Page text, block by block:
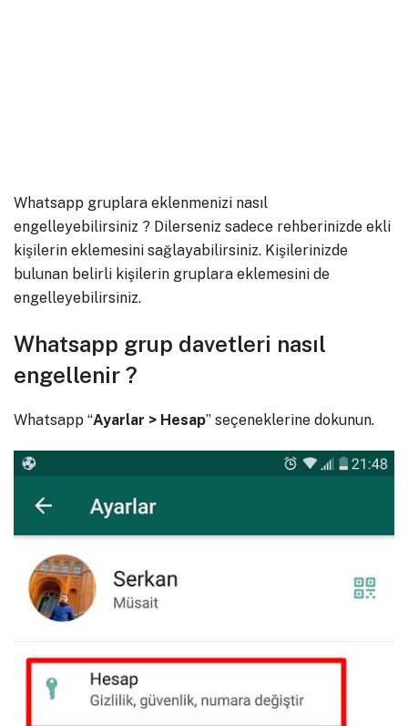
Whatsapp gruplara eklenmenizi nasıl
engelleyebilirsiniz ? Dilerseniz sadece rehberinizde ekli
kişilerin eklemesini sağlayabilirsiniz. Kişilerinizde
bulunan belirli kişilerin gruplara eklemesini de
engelleyebilirsiniz.
Whatsapp grup davetleri nasıl
engellenir ?
Whatsapp “Ayarlar > Hesap” seçeneklerine dokunun.